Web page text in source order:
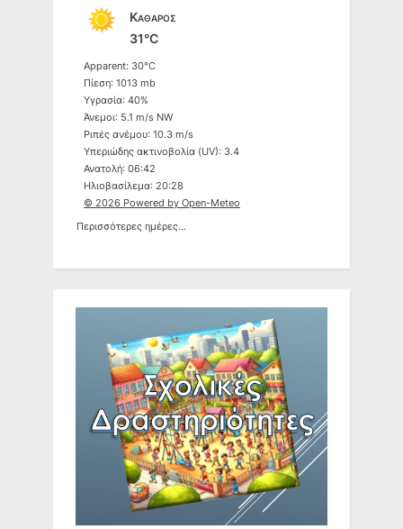
Καθαρός
31°C
Apparent: 30°C
Πίεση: 1013 mb
Υγρασία: 40%
Άνεμοι: 5.1 m/s NW
Ριπές ανέμου: 10.3 m/s
Υπεριώδης ακτινοβολία (UV): 3.4
Ανατολή: 06:42
Ηλιοβασίλεμα: 20:28
© 2026 Powered by Open-Meteo
Περισσότερες ημέρες...